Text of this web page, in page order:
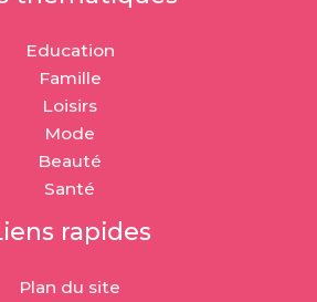
Education
Famille
Loisirs
Mode
Beauté
Santé
rapides
Plan du site